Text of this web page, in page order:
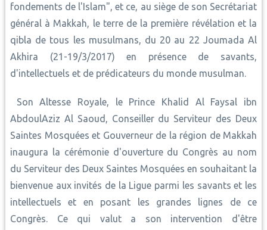
fondements de l'Islam", et ce, au siège de son Secrétariat
général à Makkah, le terre de la première révélation et la
qibla de tous les musulmans, du 20 au 22 Joumada Al
Akhira (21-19/3/2017) en présence de savants,
d'intellectuels et de prédicateurs du monde musulman.
Son Altesse Royale, le Prince Khalid Al Faysal ibn
AbdoulAziz Al Saoud, Conseiller du Serviteur des Deux
Saintes Mosquées et Gouverneur de la région de Makkah
inaugura la cérémonie d'ouverture du Congrès au nom
du Serviteur des Deux Saintes Mosquées en souhaitant la
bienvenue aux invités de la Ligue parmi les savants et les
intellectuels et en posant les grandes lignes de ce
Congrès. Ce qui valut a son intervention d'être